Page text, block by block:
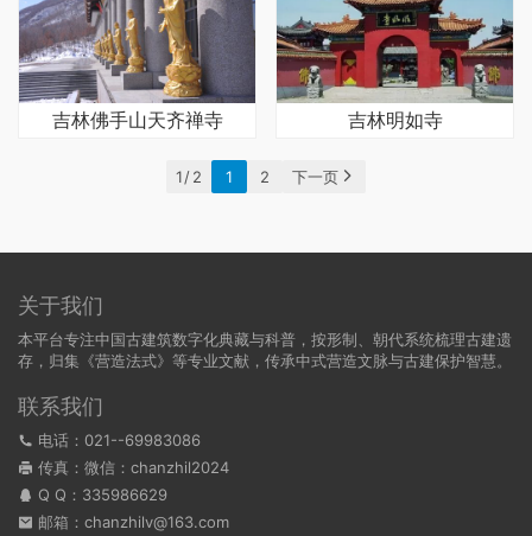
吉林佛手山天齐禅寺 吉林明如寺
1 / 2 1 2 下一页
关于我们
本平台专注中国古建筑数字化典藏与科普，按形制、朝代系统梳理古建遗
存，归集《营造法式》等专业文献，传承中式营造文脉与古建保护智慧。
联系我们
电话：021--69983086
传真：微信：chanzhil2024
Q Q： 335986629
邮箱：chanzhilv@163.com